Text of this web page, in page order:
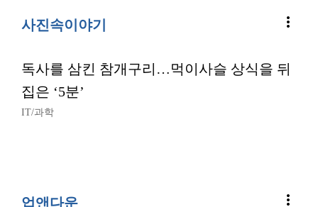
사진속이야기 more_vert
독사를 삼킨 참개구리…먹이사슬 상식을 뒤
집은 ‘5분’
IT/과학
업앤다운 more_vert